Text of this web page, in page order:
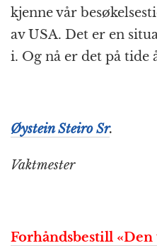
kjenne vår
av USA. Det er en
i. Og nå er det på tide
Øystein Steiro Sr.
Vaktmester
Forhåndsbestill